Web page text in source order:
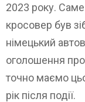
2023 року. Саме
кросовер був
німецький
оголошення
точно маємо
рік після події.